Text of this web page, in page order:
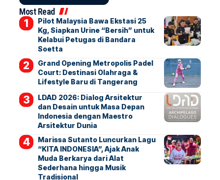
Most Read
Pilot Malaysia Bawa Ekstasi 25
Kg, Siapkan Urine “Bersih” untuk
Kelabui Petugas di Bandara
Soetta
Grand Opening Metropolis Padel
Court: Destinasi Olahraga &
Lifestyle Baru di Tangerang
LDAD 2026: Dialog Arsitektur
dan Desain untuk Masa Depan
Indonesia dengan Maestro
Arsitektur Dunia
Marissa Sutanto Luncurkan Lagu
“KITA INDONESIA”, Ajak Anak
Muda Berkarya dari Alat
Sederhana hingga Musik
Tradisional